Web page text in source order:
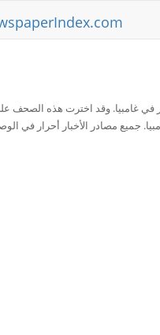
غامبيا. وقد اخترت هذه الصحف
جميع مصادر الأخبار أحرار في